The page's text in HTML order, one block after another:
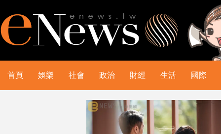
首頁 娛樂 社會 政治 財經 生活 國際